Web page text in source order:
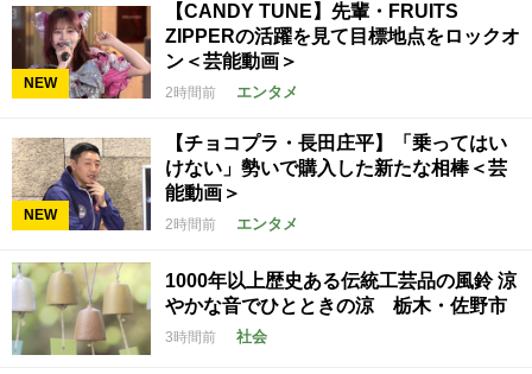
NEW
【CANDY TUNE】先輩・FRUITS
ZIPPERの活躍を見て目標地点をロックオ
ン＜芸能動画＞
2時間前 エンタメ
NEW
【チョコプラ・長田庄平】「乗ってはい
けない」勢いで購入した新たな相棒＜芸
能動画＞
2時間前 エンタメ
1000年以上歴史ある伝統工芸品の風鈴 涼
やかな音でひとときの涼 栃木・佐野市
3時間前 社会